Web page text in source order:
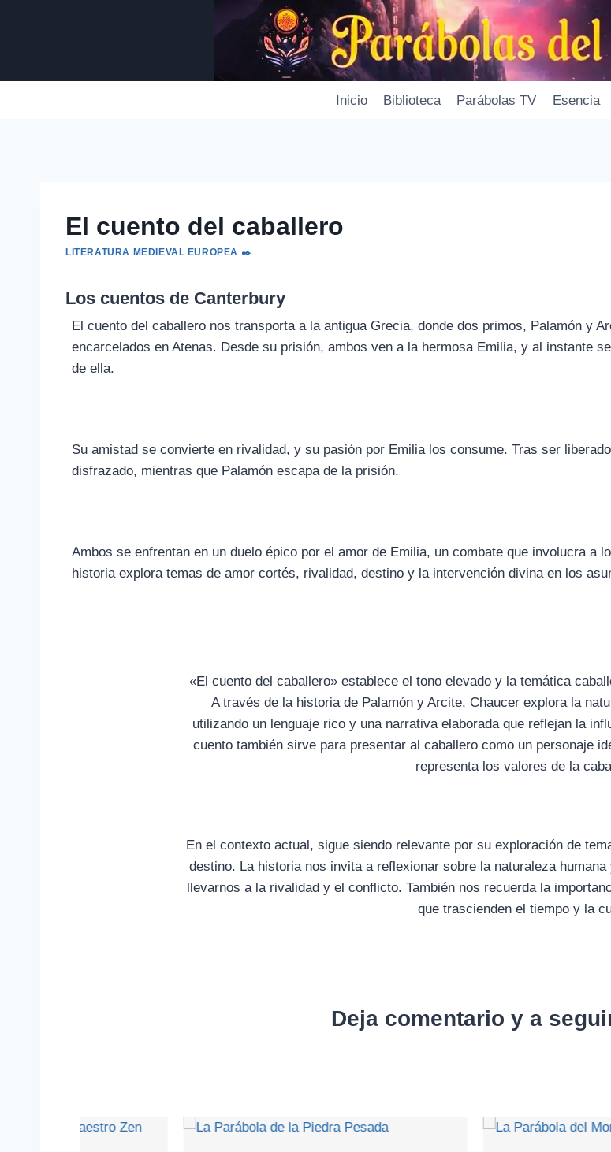
Inicio Biblioteca Parábolas TV Esencia
El cuento del caballero
LITERATURA MEDIEVAL EUROPEA ✒️
Los cuentos de Canterbury
El cuento del caballero nos transporta a la antigua Grecia, donde dos primos, Palamón y
encarcelados en Atenas. Desde su prisión, ambos ven a la hermosa Emilia, y al instante
de ella.
Su amistad se convierte en rivalidad, y su pasión por Emilia los consume. Tras ser
disfrazado, mientras que Palamón escapa de la prisión.
Ambos se enfrentan en un duelo épico por el amor de Emilia, un combate que involucra a
historia explora temas de amor cortés, rivalidad, destino y la intervención divina en los
«El cuento del caballero» establece el tono elevado y la temática
A través de la historia de Palamón y Arcite, Chaucer explora la
utilizando un lenguaje rico y una narrativa elaborada que reflejan la
cuento también sirve para presentar al caballero como un personaje
representa los valores de la
En el contexto actual, sigue siendo relevante por su exploración de
destino. La historia nos invita a reflexionar sobre la naturaleza
llevarnos a la rivalidad y el conflicto. También nos recuerda la
que trascienden el tiempo y la
Deja comentario y a